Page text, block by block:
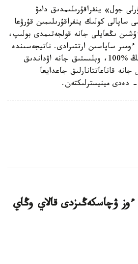
جول» ينفراقۇرىلىمدىق دامۋ
ساپالى كولىك ينفراقۇرىلىمىن قۇرۋعا
ىڭعايلى جانە قولجەتىمدى بولىپ،
ساپاسىن ارتتىرادى. ناتيجەسىندە
رەسپۋبليكالىق جولداردىڭ %100، وبلىستىق جانە اۋداندىق
%95 جاقسى جانە قاناعاتتانارلىق جاعدايعا
مينيسترلىكتەن.
ءوز ۋچاسكەڭىزدى قالاي وڭاي